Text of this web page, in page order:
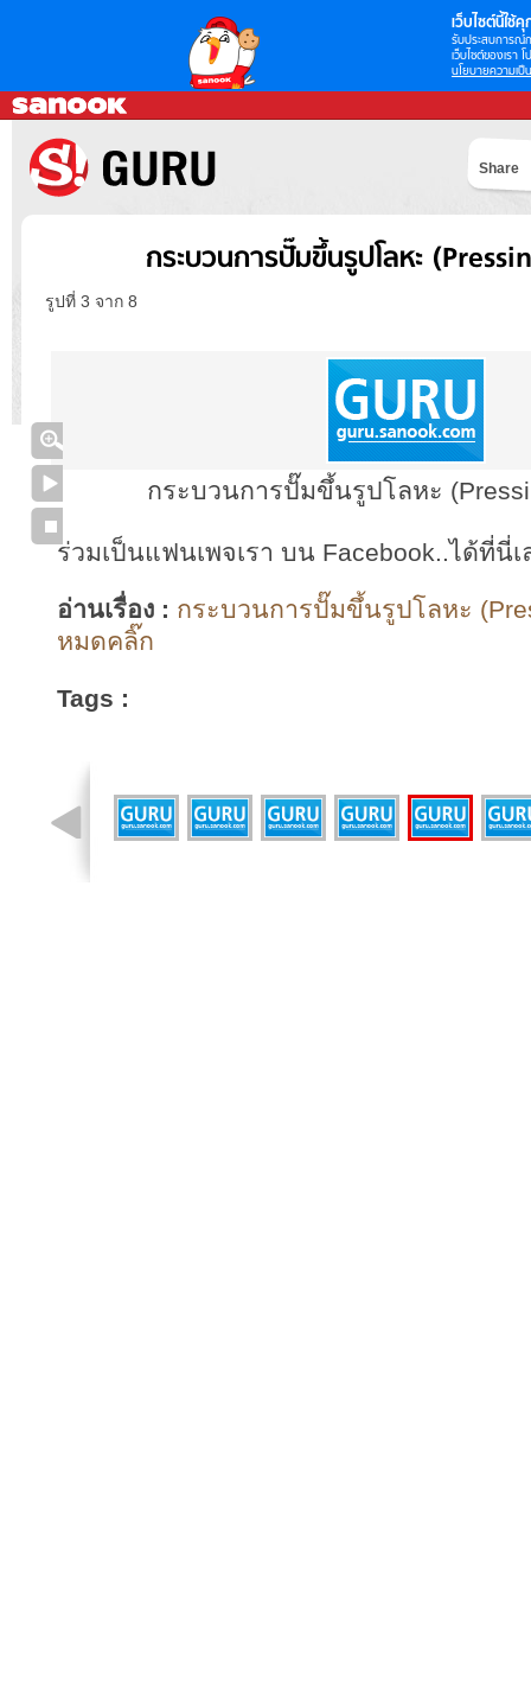
เว็บไซต์นี้ใช้คุ
รับประสบการณ์
เว็บไซต์ของเรา
นโยบายความเป็
Share
กระบวนการปั๊มขึ้นรูปโลหะ
รูปที่ 3 จาก 8
กระบวนการปั๊มขึ้นรูปโลหะ
ร่วมเป็นแฟนเพจเรา บน Facebook..ได้ที่นี่เ
อ่านเรื่อง : กระบวนการปั๊มขึ้นรูปโลหะ
หมดคลิ๊ก
Tags :